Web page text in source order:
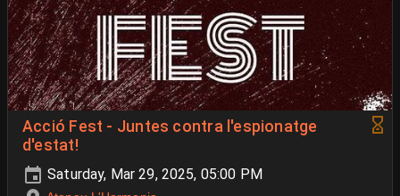
Acció Fest - Juntes contra l'espionatge
d'estat!
Saturday, Mar 29, 2025, 05:00 PM